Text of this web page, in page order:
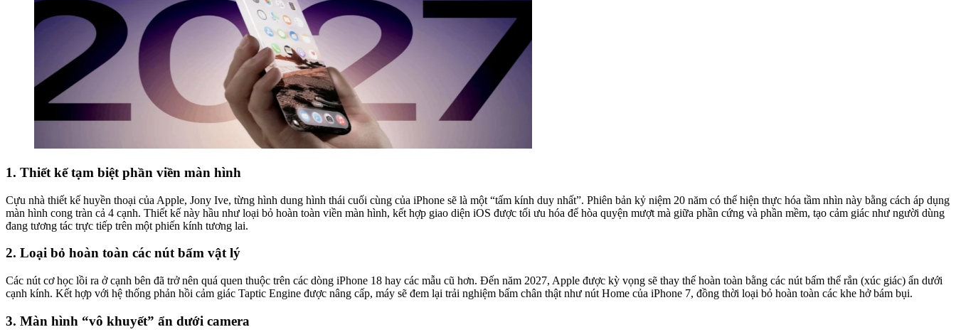
1. Thiết kế tạm biệt phần viền màn hình
Cựu nhà thiết kế huyền thoại của Apple, Jony Ive, từng hình dung hình thái cuối cùng của iPhone sẽ là một “tấm kính duy nhất”. Phiên bản kỷ niệm 20 năm có thể hiện thực hóa tầm nhìn này bằng cách áp dụng
màn hình cong tràn cả 4 cạnh. Thiết kế này hầu như loại bỏ hoàn toàn viền màn hình, kết hợp giao diện iOS được tối ưu hóa để hòa quyện mượt mà giữa phần cứng và phần mềm, tạo cảm giác như người dùng
đang tương tác trực tiếp trên một phiến kính tương lai.
2. Loại bỏ hoàn toàn các nút bấm vật lý
Các nút cơ học lồi ra ở cạnh bên đã trở nên quá quen thuộc trên các dòng iPhone 18 hay các mẫu cũ hơn. Đến năm 2027, Apple được kỳ vọng sẽ thay thế hoàn toàn bằng các nút bấm thể rắn (xúc giác) ẩn dưới
cạnh kính. Kết hợp với hệ thống phản hồi cảm giác Taptic Engine được nâng cấp, máy sẽ đem lại trải nghiệm bấm chân thật như nút Home của iPhone 7, đồng thời loại bỏ hoàn toàn các khe hở bám bụi.
3. Màn hình “vô khuyết” ẩn dưới camera